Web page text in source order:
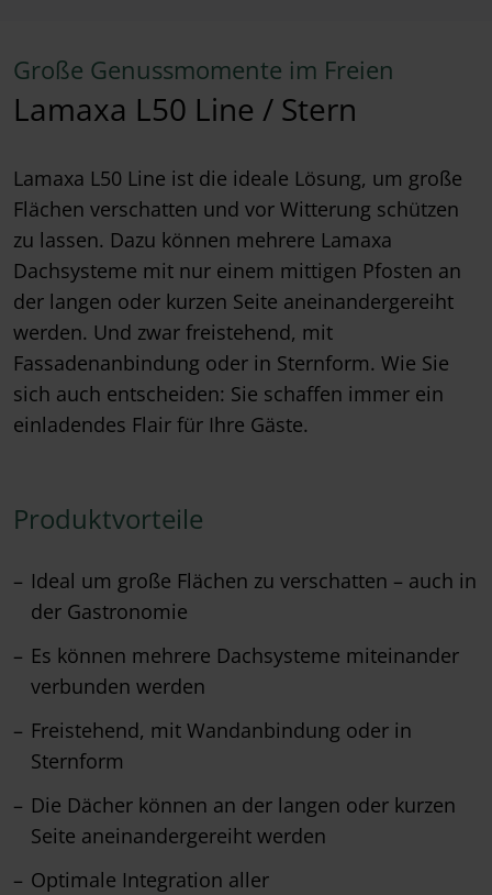
Große Genussmomente im Freien
Lamaxa L50 Line / Stern
Lamaxa L50 Line ist die ideale Lösung, um große
Flächen verschatten und vor Witterung schützen
zu lassen. Dazu können mehrere Lamaxa
Dachsysteme mit nur einem mittigen Pfosten an
der langen oder kurzen Seite aneinandergereiht
werden. Und zwar freistehend, mit
Fassadenanbindung oder in Sternform. Wie Sie
sich auch entscheiden: Sie schaffen immer ein
einladendes Flair für Ihre Gäste.
Produktvorteile
Ideal um große Flächen zu verschatten – auch in
der Gastronomie
Es können mehrere Dachsysteme miteinander
verbunden werden
Freistehend, mit Wandanbindung oder in
Sternform
Die Dächer können an der langen oder kurzen
Seite aneinandergereiht werden
Optimale Integration aller